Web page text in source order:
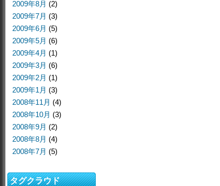
2009年8月 (2)
2009年7月 (3)
2009年6月 (5)
2009年5月 (6)
2009年4月 (1)
2009年3月 (6)
2009年2月 (1)
2009年1月 (3)
2008年11月 (4)
2008年10月 (3)
2008年9月 (2)
2008年8月 (4)
2008年7月 (5)
タグクラウド